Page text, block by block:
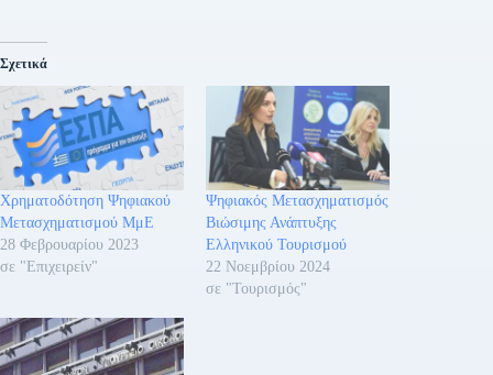
Σχετικά
Χρηματοδότηση Ψηφιακού
Μετασχηματισμού ΜμΕ
28 Φεβρουαρίου 2023
σε "Επιχειρείν"
Ψηφιακός Μετασχηματισμός
Βιώσιμης Ανάπτυξης
Ελληνικού Τουρισμού
22 Νοεμβρίου 2024
σε "Τουρισμός"